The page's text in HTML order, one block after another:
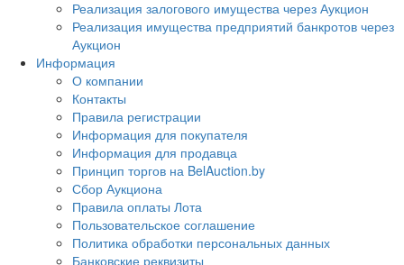
Реализация залогового имущества через Аукцион
Реализация имущества предприятий банкротов через
Аукцион
Информация
О компании
Контакты
Правила регистрации
Информация для покупателя
Информация для продавца
Принцип торгов на BelAuction.by
Сбор Аукциона
Правила оплаты Лота
Пользовательское соглашение
Политика обработки персональных данных
Банковские реквизиты